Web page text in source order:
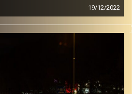
19/12/2022
מוזיקה שתלווה אותנו אחרי יום עבודה
הביתה בשלום עם עמרי קסטן.
קרדיט תמונות: